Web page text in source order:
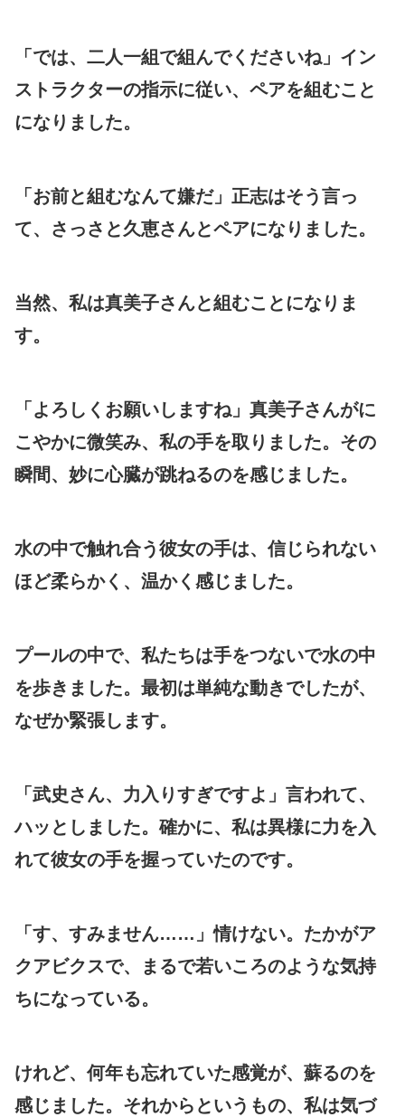
「では、二人一組で組んでくださいね」イン
ストラクターの指示に従い、ペアを組むこと
になりました。
「お前と組むなんて嫌だ」正志はそう言っ
て、さっさと久恵さんとペアになりました。
当然、私は真美子さんと組むことになりま
す。
「よろしくお願いしますね」真美子さんがに
こやかに微笑み、私の手を取りました。その
瞬間、妙に心臓が跳ねるのを感じました。
水の中で触れ合う彼女の手は、信じられない
ほど柔らかく、温かく感じました。
プールの中で、私たちは手をつないで水の中
を歩きました。最初は単純な動きでしたが、
なぜか緊張します。
「武史さん、力入りすぎですよ」言われて、
ハッとしました。確かに、私は異様に力を入
れて彼女の手を握っていたのです。
「す、すみません……」情けない。たかがア
クアビクスで、まるで若いころのような気持
ちになっている。
けれど、何年も忘れていた感覚が、蘇るのを
感じました。それからというもの、私は気づ